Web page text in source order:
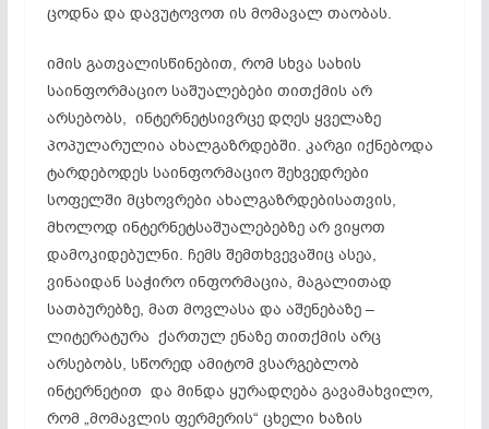
ცოდნა და დავუტოვოთ ის მომავალ თაობას.
იმის გათვალისწინებით, რომ სხვა სახის
საინფორმაციო საშუალებები თითქმის არ
არსებობს, ინტერნეტსივრცე დღეს ყველაზე
პოპულარულია ახალგაზრდებში. კარგი იქნებოდა
ტარდებოდეს საინფორმაციო შეხვედრები
სოფელში მცხოვრები ახალგაზრდებისათვის,
მხოლოდ ინტერნეტსაშუალებებზე არ ვიყოთ
დამოკიდებულნი. ჩემს შემთხვევაშიც ასეა,
ვინაიდან საჭირო ინფორმაცია, მაგალითად
სათბურებზე, მათ მოვლასა და აშენებაზე –
ლიტერატურა ქართულ ენაზე თითქმის არც
არსებობს, სწორედ ამიტომ ვსარგებლობ
ინტერნეტით და მინდა ყურადღება გავამახვილო,
რომ „მომავლის ფერმერის“ ცხელი ხაზის